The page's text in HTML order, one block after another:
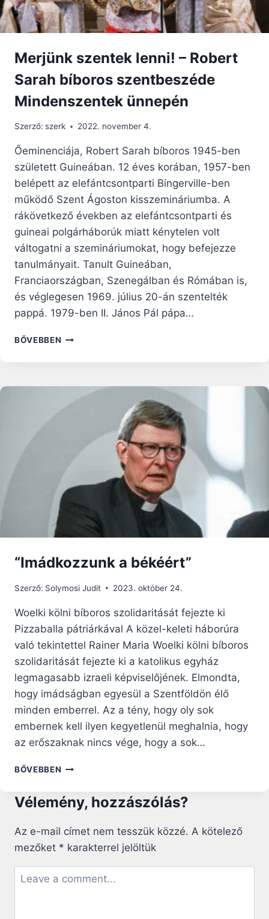
Merjünk szentek lenni! – Robert
Sarah bíboros szentbeszéde
Mindenszentek ünnepén
Szerző: szerk 2022. november 4.
Őeminenciája, Robert Sarah bíboros 1945-ben
született Guineában. 12 éves korában, 1957-ben
belépett az elefántcsontparti Bingerville-ben
működő Szent Ágoston kisszemináriumba. A
rákövetkező években az elefántcsontparti és
guineai polgárháborúk miatt kénytelen volt
váltogatni a szemináriumokat, hogy befejezze
tanulmányait. Tanult Guineában,
Franciaországban, Szenegálban és Rómában is,
és véglegesen 1969. július 20-án szentelték
pappá. 1979-ben II. János Pál pápa…
BŐVEBBEN MERJÜNK
ROBERT
SARAH
SZENTBESZÉDE
MINDENSZENTEK
ÜNNEPÉN
“Imádkozzunk a békéért”
Szerző: Solymosi Judit 2023. október 24.
Woelki kölni bíboros szolidaritását fejezte ki
Pizzaballa pátriárkával A közel-keleti háborúra
való tekintettel Rainer Maria Woelki kölni bíboros
szolidaritását fejezte ki a katolikus egyház
legmagasabb izraeli képviselőjének. Elmondta,
hogy imádságban egyesül a Szentföldön élő
minden emberrel. Az a tény, hogy oly sok
embernek kell ilyen kegyetlenül meghalnia, hogy
az erőszaknak nincs vége, hogy a sok…
BŐVEBBEN “IMÁDKOZZUNK
Vélemény, hozzászólás?
Az e-mail címet nem tesszük közzé. A kötelező
mezőket * karakterrel jelöltük